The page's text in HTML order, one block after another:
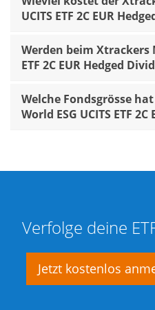
UCITS ETF 2C EUR
Werden beim Xtrackers
ETF 2C EUR Hedged
Welche Fondsgrösse
World ESG UCITS ETF 2C
Verfolge deine
Jetzt kostenlos